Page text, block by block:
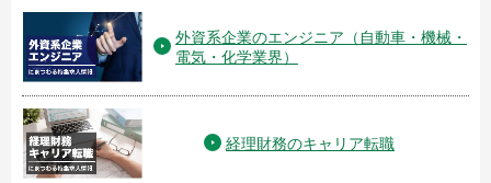
外資系企業のエンジニア（自動車・機械・
電気・化学業界）
経理財務のキャリア転職